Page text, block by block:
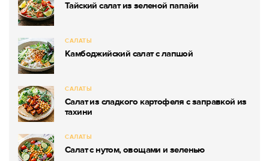
Тайский салат из зеленой папайи
САЛАТЫ
Камбоджийский салат с лапшой
САЛАТЫ
Салат из сладкого картофеля с заправкой из
тахини
САЛАТЫ
Салат с нутом, овощами и зеленью